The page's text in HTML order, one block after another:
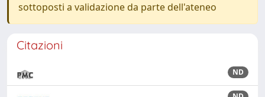
sottoposti a validazione da parte dell'ateneo
Citazioni
ND